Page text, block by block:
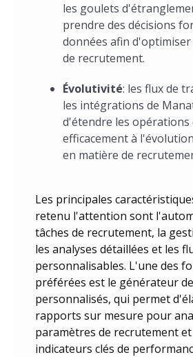
les goulets
prendre des décisions
données afin
de recrutement.
Évolutivité: les flux de
les intégrations de
d'étendre les opérations
efficacement à
en matière de
Les principales
retenu l'attention sont
tâches de recrutement, la
les analyses détaillées et les
personnalisables. L'une des
préférées est le générateur
personnalisés, qui permet
rapports sur mesure pour
paramètres de recrutement
indicateurs clés de